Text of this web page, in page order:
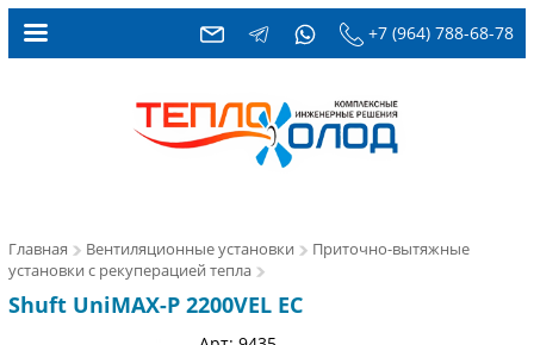
+7 (964) 788-68-78
Главная Вентиляционные установки
Приточно-вытяжные
установки с рекуперацией тепла
Shuft UniMAX-P 2200VEL EC